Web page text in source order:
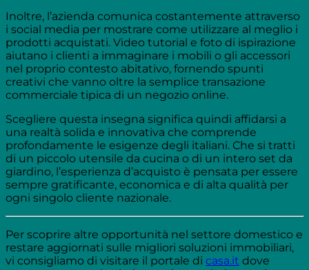
Inoltre, l’azienda comunica costantemente attraverso
i social media per mostrare come utilizzare al meglio i
prodotti acquistati. Video tutorial e foto di ispirazione
aiutano i clienti a immaginare i mobili o gli accessori
nel proprio contesto abitativo, fornendo spunti
creativi che vanno oltre la semplice transazione
commerciale tipica di un negozio online.
Scegliere questa insegna significa quindi affidarsi a
una realtà solida e innovativa che comprende
profondamente le esigenze degli italiani. Che si tratti
di un piccolo utensile da cucina o di un intero set da
giardino, l’esperienza d’acquisto è pensata per essere
sempre gratificante, economica e di alta qualità per
ogni singolo cliente nazionale.
Per scoprire altre opportunità nel settore domestico e
restare aggiornati sulle migliori soluzioni immobiliari,
vi consigliamo di visitare il portale di casa.it dove